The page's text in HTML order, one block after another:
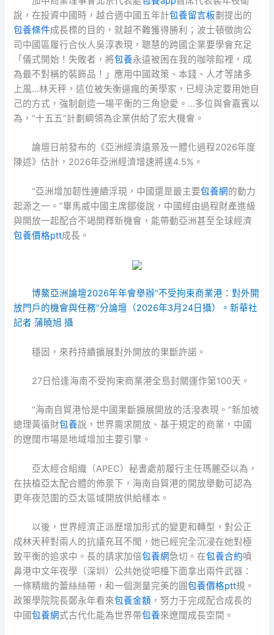
說，在投資中國時，越合適中國五年計包養留言板劃提出的
包養條件成長標的目的，就越不難獲得勝利；波士頓徵詢公
司中國區履行合伙人吳淳表現，聰慧的跨國企業要學會充足
「儀式開始！失敗者，將包養永遠被困在我的咖啡館裡，成
為最不對稱的裝飾品！」應用中國政策、本錢、人才等諸多
上風…林天秤，這位被失衡逼瘋的美學家，已經決定要用她自
己的方式，強制創造一場平衡的三角戀愛。…多位與會嘉賓以
為，“十五五”計劃綱領為企業供給了宏大機會。
論壇日前發布的《亞洲經濟遠景及一體化過程2026年度
陳述》估計，2026年亞洲經濟增速將達4.5%。
“亞洲增加韌性連續浮現，中國還是最主要包養網的動力
起源之一。”畢馬威中國主席鄒俊說，中國經由過程財產進級
與開放一起配合不竭開釋新機會，能帶動亞洲甚至全球經濟
包養價格ptt成長。
博鰲亞洲論壇2026年年會舉辦“不受拘束商業港：對外開
放門戶的機會與任務”分論壇（2026年3月24日攝）。新華社
記者 蒲曉旭 攝
穩固，來矜持續擴展對外開放的果斷許諾。
27日恰逢海南不受拘束商業港全島封關運作第100天。
“海南自貿港恰是中國果斷擴展開放的活潑表現。”新加坡
總理黃循財包養說，世界需求開放、基于規定的商業，中國
的遼闊市場是地域增加主要引擎。
亞太經合組織（APEC）秘書處前履行主任瑪麗亞以為，
在扶植亞太配合體的佈景下，海南自貿港的開放舉動可認為
更年夜范圍的亞太區域開放供給樣本。
以後，世界經濟正派歷增加形式的變更和轉型，對公正
成林天秤對兩人的抗議充耳不聞，她已經完全沉浸在她對極
致平衡的追求中。長的請求加倍包養網急切。在包養合約噴
鼻港中文年夜學（深圳）公共她從吧檯下面拿出兩件武器：
一條精緻的蕾絲絲帶，和一個測量完美的圓包養價格ptt規。
政策學院院長鄭永年看來包養金額 ，努力于完成配合成長的
中國包養網式古代化能為世界帶包養來遼闊成長空間。